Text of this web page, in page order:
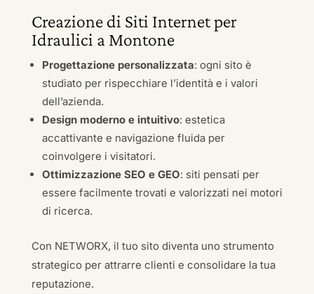
Creazione di Siti Internet per
Idraulici a Montone
Progettazione personalizzata: ogni sito è
studiato per rispecchiare l’identità e i valori
dell’azienda.
Design moderno e intuitivo: estetica
accattivante e navigazione fluida per
coinvolgere i visitatori.
Ottimizzazione SEO e GEO: siti pensati per
essere facilmente trovati e valorizzati nei motori
di ricerca.
Con NETWORX, il tuo sito diventa uno strumento
strategico per attrarre clienti e consolidare la tua
reputazione.